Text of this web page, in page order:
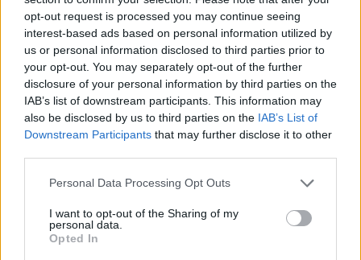
opt-out request is processed you may continue seeing
interest-based ads based on personal information utilized by
us or personal information disclosed to third parties prior to
your opt-out. You may separately opt-out of the further
disclosure of your personal information by third parties on the
IAB’s list of downstream participants. This information may
also be disclosed by us to third parties on the IAB’s List of
Downstream Participants that may further disclose it to other
Personal Data Processing Opt Outs
I want to opt-out of the Sharing of my
personal data.
Opted In
Kikiáltási ár:17 000Ft
Aukció adatai
Aukció neve:29. aukció / műtárgy
Aukció dátuma: 2015.05.21
Aukció ideje: 18:00
Tételszám: 701
Eladó adatai